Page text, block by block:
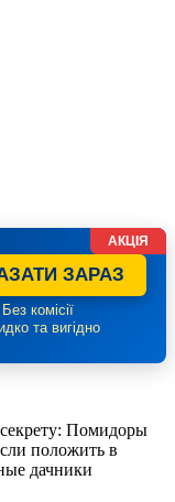
ЗАРАЗ
комісії
та вигідно
АКЦІЯ
секрету: Помидоры
положить в
дачники